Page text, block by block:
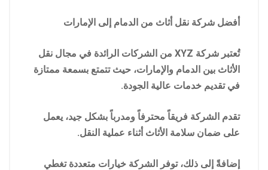
أفضل شركة نقل أثاث من الدمام إلى الإمارات
تُعتبر شركة XYZ من الشركات الرائدة في مجال نقل
الأثاث بين الدمام والإمارات، حيث تتمتع بسمعة ممتازة
في تقديم خدمات عالية الجودة.
تقدم الشركة فريقاً محترفاً ومدرباً بشكل جيد، يعمل
على ضمان سلامة الأثاث أثناء عملية النقل.
إضافةً إلى ذلك، توفر الشركة خيارات متعددة تغطي